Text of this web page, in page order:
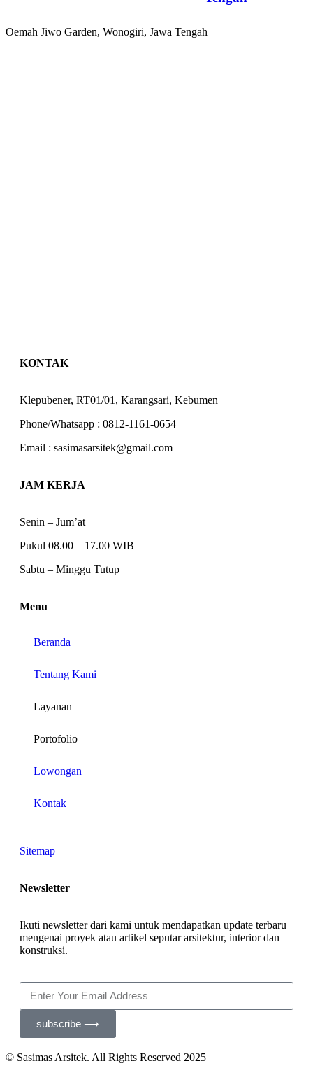
Oemah Jiwo Garden, Wonogiri, Jawa Tengah
KONTAK
Klepubener, RT01/01, Karangsari, Kebumen
Phone/Whatsapp : 0812-1161-0654
Email : sasimasarsitek@gmail.com
JAM KERJA
Senin – Jum’at
Pukul 08.00 – 17.00 WIB
Sabtu – Minggu Tutup
Menu
Beranda
Tentang Kami
Layanan
Portofolio
Lowongan
Kontak
Sitemap
Newsletter
Ikuti newsletter dari kami untuk mendapatkan update terbaru
mengenai proyek atau artikel seputar arsitektur, interior dan
konstruksi.
subscribe ⟶
© Sasimas Arsitek. All Rights Reserved 2025